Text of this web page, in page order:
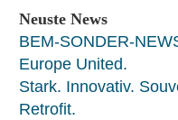
Neuste News
BEM-SONDER-
Europe United.
Stark. Innovativ.
Retrofit.